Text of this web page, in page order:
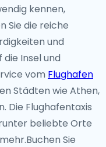
kennen,
Sie die reiche
und
Insel und
vom Flughafen
Städten wie Athen,
Die Flughafentaxis
beliebte Orte
Sie